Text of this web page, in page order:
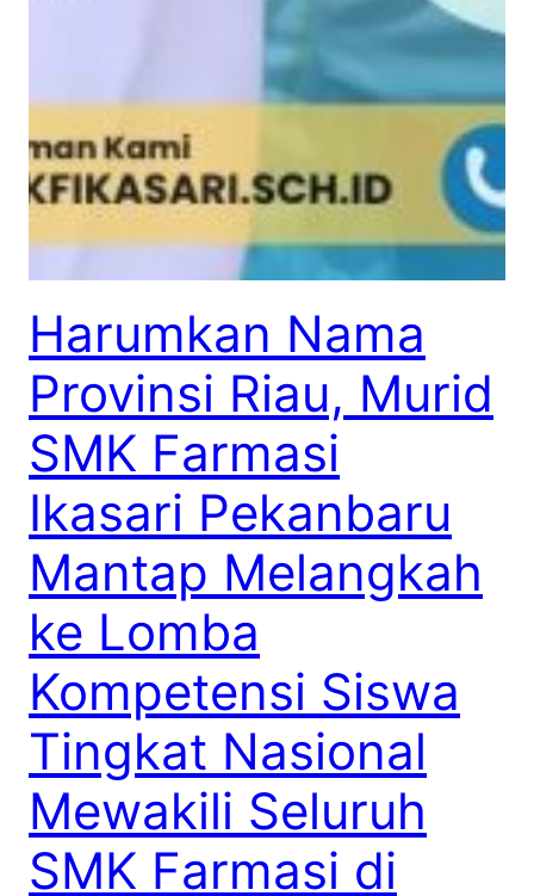
Harumkan Nama
Provinsi Riau, Murid
SMK Farmasi
Ikasari Pekanbaru
Mantap Melangkah
ke Lomba
Kompetensi Siswa
Tingkat Nasional
Mewakili Seluruh
SMK Farmasi di